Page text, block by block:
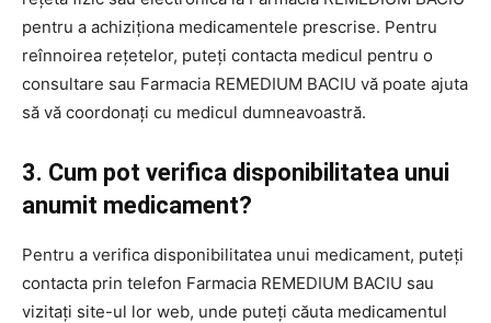
pentru a achiziționa medicamentele prescrise. Pentru
reînnoirea rețetelor, puteți contacta medicul pentru o
consultare sau Farmacia REMEDIUM BACIU vă poate ajuta
să vă coordonați cu medicul dumneavoastră.
3. Cum pot verifica disponibilitatea unui
anumit medicament?
Pentru a verifica disponibilitatea unui medicament, puteți
contacta prin telefon Farmacia REMEDIUM BACIU sau
vizitați site-ul lor web, unde puteți căuta medicamentul